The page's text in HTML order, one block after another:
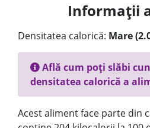
Informații
Densitatea calorică: Mare
Află cum poți slăbi
densitatea calorică a
Acest aliment face parte din